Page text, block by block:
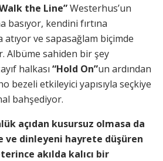
the Line”Westerhus’un
basıyor, kendini fırtına
atıyor ve sapasağlam biçimde
Albüme sahiden bir şey
halkası “Hold On”un ardından
bezeli etkileyici yapısıyla seçkiye
bahşediyor.
açıdan kusursuz olmasa da
ve dinleyeni hayrete düşüren
akılda kalıcı bir